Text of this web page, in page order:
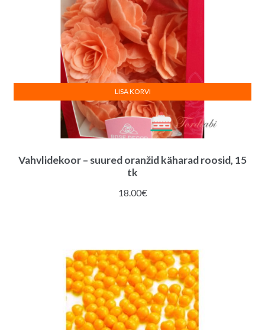
Vahvlidekoor – suured oranžid käharad roosid, 15
tk
18.00€
LISA KORVI